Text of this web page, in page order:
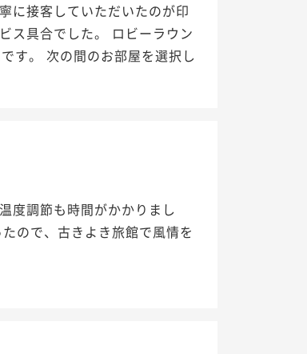
に接客していただいたのが印
ス具合でした。 ロビーラウン
す。 次の間のお部屋を選択し
度調節も時間がかかりまし
ので、古きよき旅館で風情を